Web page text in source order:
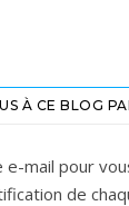
À CE BLOG
mail pour
de